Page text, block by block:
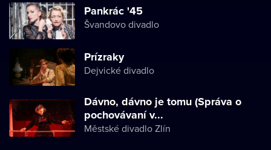
Pankrác '45
Švandovo divadlo
Prízraky
Dejvické divadlo
Dávno, dávno je tomu (Správa o
pochovávaní v...
Městské divadlo Zlín